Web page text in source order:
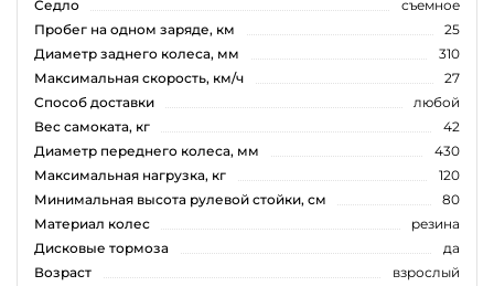
Седло
съемное
Пробег на одном заряде, км
25
Диаметр заднего колеса, мм
310
Максимальная скорость, км/ч
27
Способ доставки
любой
Вес самоката, кг
42
Диаметр переднего колеса, мм
430
Максимальная нагрузка, кг
120
Минимальная высота рулевой стойки, см
80
Материал колес
резина
Дисковые тормоза
да
Возраст
взрослый